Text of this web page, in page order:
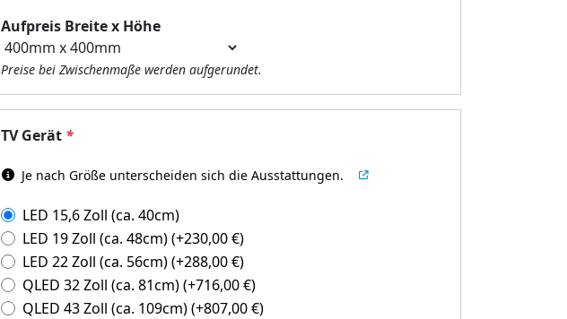
Aufpreis Breite x Höhe
Preise bei Zwischenmaße werden aufgerundet.
TV Gerät *
Je nach Größe unterscheiden sich die Ausstattungen.
LED 15,6 Zoll (ca. 40cm)
LED 19 Zoll (ca. 48cm)(+230,00€)
LED 22 Zoll (ca. 56cm)(+288,00€)
QLED 32 Zoll (ca. 81cm)(+716,00€)
QLED 43 Zoll (ca. 109cm)(+807,00€)